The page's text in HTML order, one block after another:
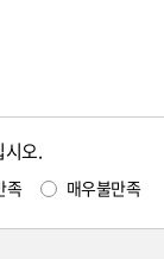
시오.
족 매우불만족